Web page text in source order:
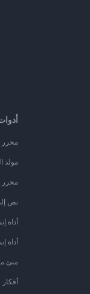
محرر
مولد
محرر
نص
أداة
أداة
منئ